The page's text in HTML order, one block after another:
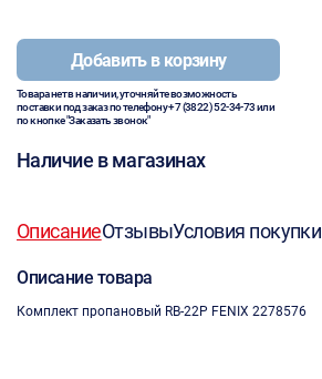
Добавить в корзину
Товара нет в наличии, уточняйте возможность
поставки под заказ по телефону+7 (3822) 52-34-73или
по кнопке "Заказать звонок"
Наличие в магазинах
ОписаниеОтзывыУсловия покупки
Описание товара
Комплект пропановый RB-22P FENIX 2278576